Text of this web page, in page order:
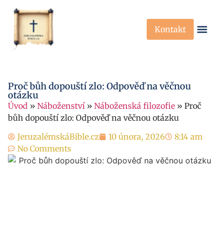
Kontakt
Proč bůh dopouští zlo: Odpověď na věčnou
otázku
Úvod » Náboženství » Náboženská filozofie » Proč
bůh dopouští zlo: Odpověď na věčnou otázku
JeruzalémskáBible.cz
10 února, 2026
8:14 am
No Comments